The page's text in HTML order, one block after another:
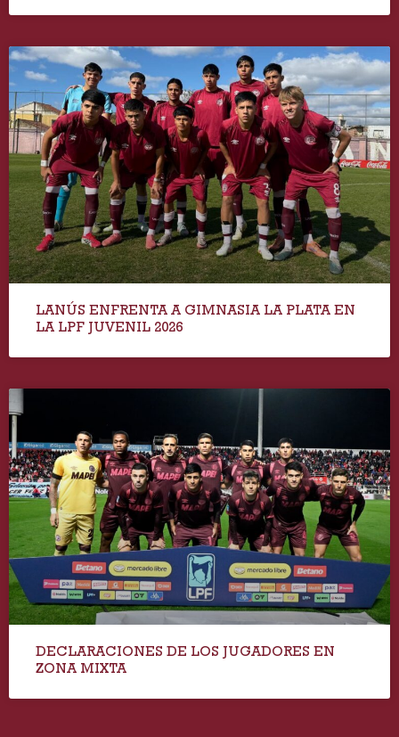
LANÚS ENFRENTA A GIMNASIA LA PLATA EN
LA LPF JUVENIL 2026
DECLARACIONES DE LOS JUGADORES EN
ZONA MIXTA